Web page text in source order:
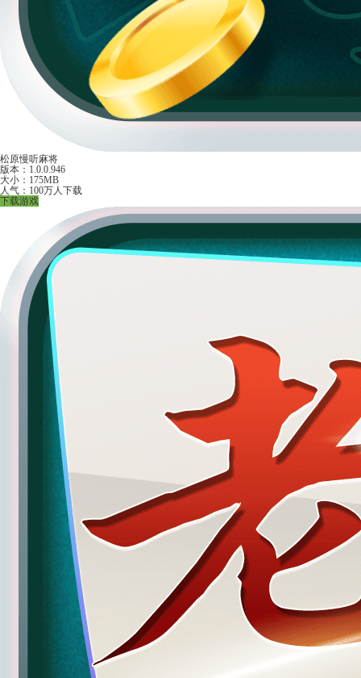
松原慢听麻将
版本：1.0.0.946
大小：175MB
人气：100万人下载
下载游戏